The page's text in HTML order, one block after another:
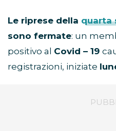
Le riprese della quarta
sono fermate: un
positivo al Covid – 19
registrazioni, iniziate